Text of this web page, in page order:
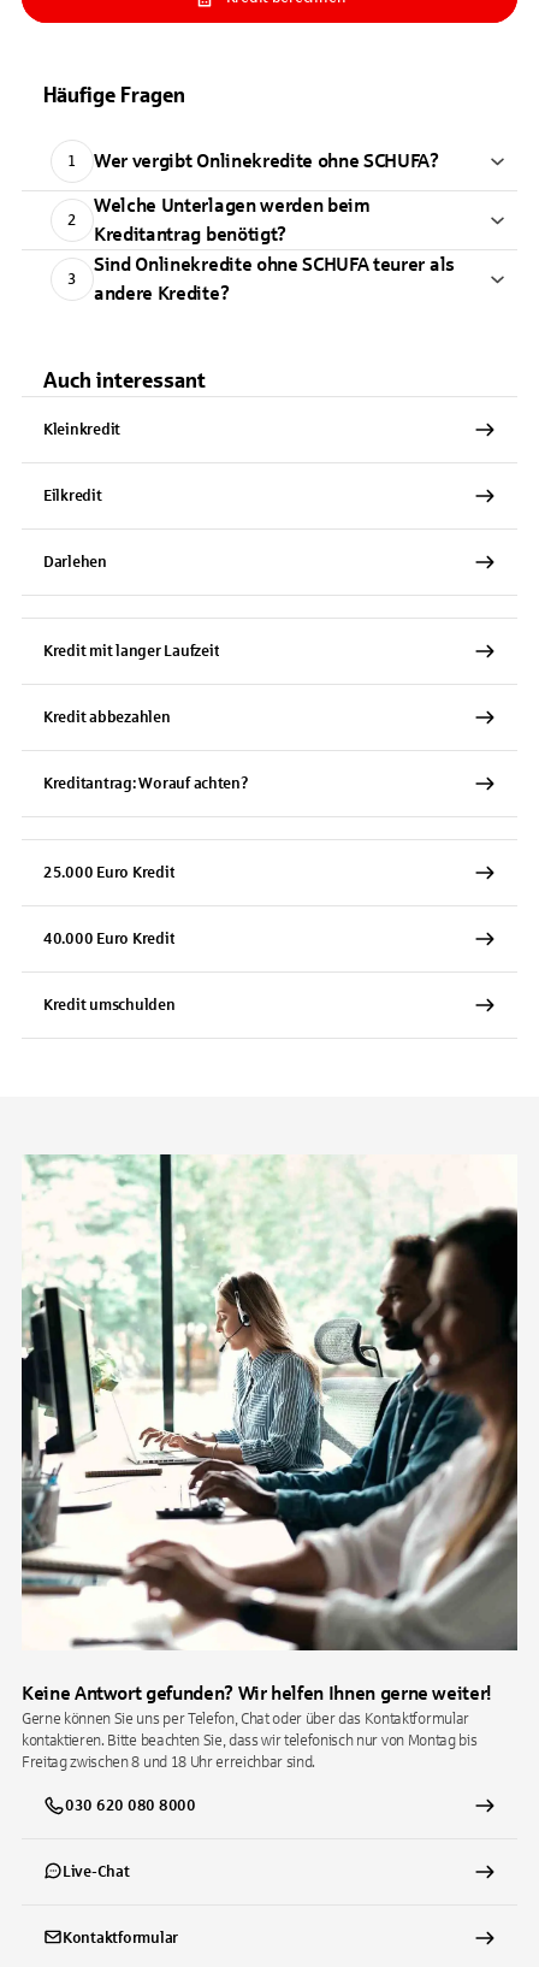
Häufige Fragen
1 Wer vergibt Onlinekredite ohne SCHUFA?
2
Welche Unterlagen werden beim
Kreditantrag benötigt?
3
Sind Onlinekredite ohne SCHUFA teurer als
andere Kredite?
Auch interessant
Kleinkredit
Eilkredit
Darlehen
Kredit mit langer Laufzeit
Kredit abbezahlen
Kreditantrag: Worauf achten?
25.000 Euro Kredit
40.000 Euro Kredit
Kredit umschulden
Keine Antwort gefunden? Wir helfen Ihnen gerne weiter!
Gerne können Sie uns per Telefon, Chat oder über das Kontaktformular
kontaktieren. Bitte beachten Sie, dass wir telefonisch nur von Montag bis
Freitag zwischen 8 und 18 Uhr erreichbar sind.
030 620 080 8000
Live-Chat
Kontaktformular